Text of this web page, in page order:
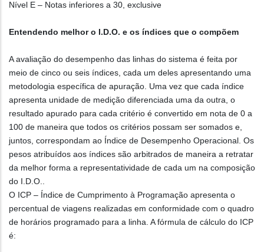
Nível E – Notas inferiores a 30, exclusive
Entendendo melhor o I.D.O. e os índices que o compõem
A avaliação do desempenho das linhas do sistema é feita por
meio de cinco ou seis índices, cada um deles apresentando uma
metodologia específica de apuração. Uma vez que cada índice
apresenta unidade de medição diferenciada uma da outra, o
resultado apurado para cada critério é convertido em nota de 0 a
100 de maneira que todos os critérios possam ser somados e,
juntos, correspondam ao Índice de Desempenho Operacional. Os
pesos atribuídos aos índices são arbitrados de maneira a retratar
da melhor forma a representatividade de cada um na composição
do I.D.O..
O ICP – Índice de Cumprimento à Programação apresenta o
percentual de viagens realizadas em conformidade com o quadro
de horários programado para a linha. A fórmula de cálculo do ICP
é: